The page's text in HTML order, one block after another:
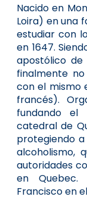
Nacido en
Loira) en una
estudiar con
en 1647.
apostólico de
finalmente
con el mismo
francés).
fundando el
catedral de
protegiendo
alcoholismo,
autoridades
en
Francisco en